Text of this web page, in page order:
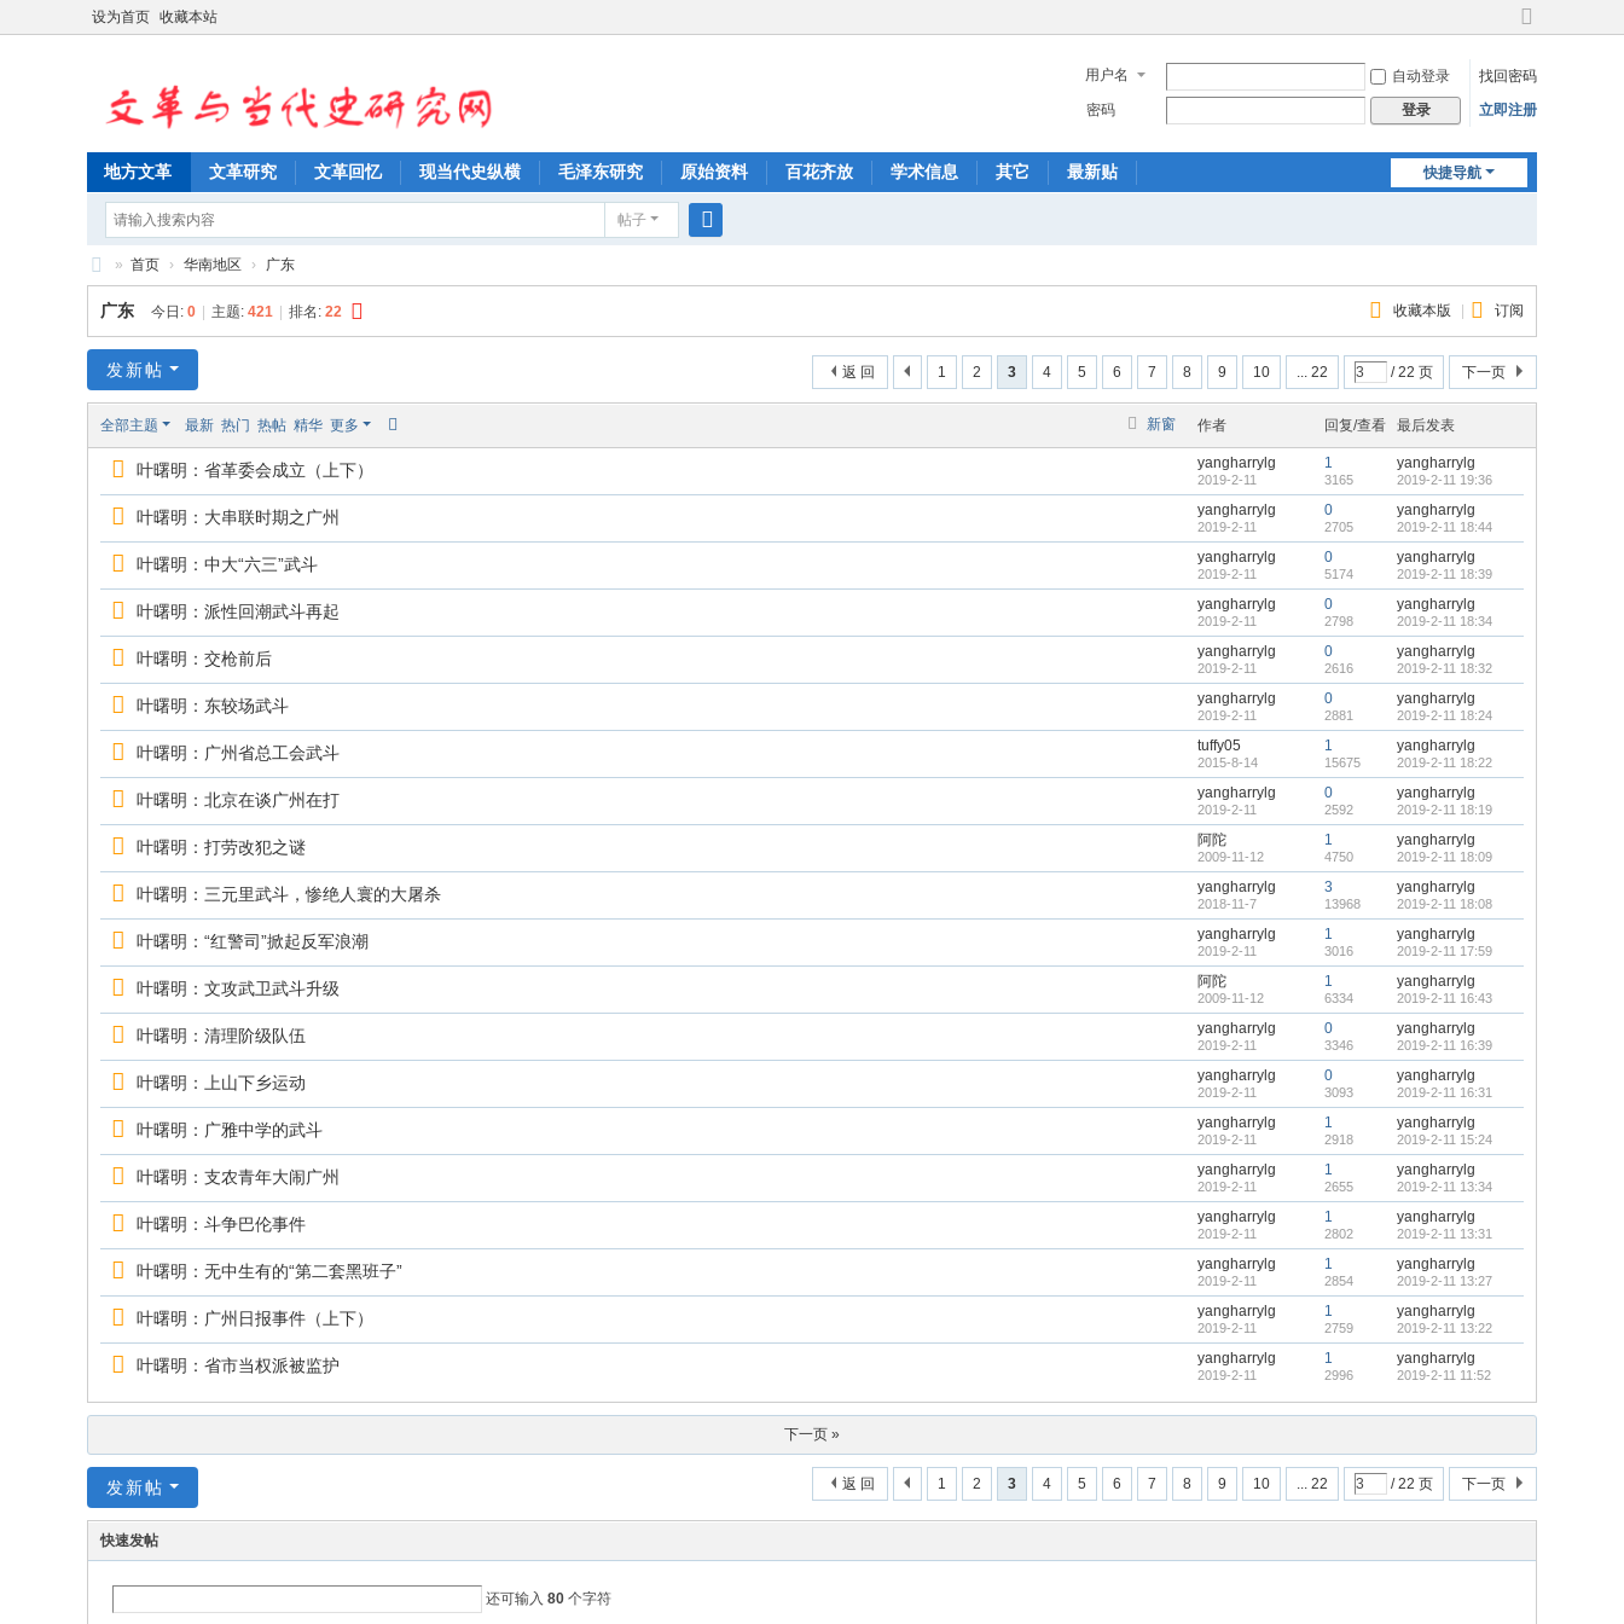
设为首页 收藏本站
切
到
宽
用户名 自动登录
找回密码
密码
登录 立即注册
快捷导航
地方文革 文革研究 文革回忆 现当代史纵横 毛泽东研究 原始资料 百花齐放 学术信息 其它 最新贴
帖子
索
文
革
当
究
» 首页 › 华南地区 › 广东
收藏本版 订阅
广东 今日: 0 主题: 421 排名: 22
1 2 3 4 5 6 7 8 9 10 ... 22 / 22 页 下一页
返 回
发新帖
新窗
全部主题 最新 热门 热帖 精华 更多 作者 回复/查看 最后发表
叶曙明：省革委会成立（上下） yangharrylg
2019-2-11
1
3165
yangharrylg
2019-2-11 19:36
叶曙明：大串联时期之广州 yangharrylg
2019-2-11
0
2705
yangharrylg
2019-2-11 18:44
叶曙明：中大“六三”武斗 yangharrylg
2019-2-11
0
5174
yangharrylg
2019-2-11 18:39
叶曙明：派性回潮武斗再起 yangharrylg
2019-2-11
0
2798
yangharrylg
2019-2-11 18:34
叶曙明：交枪前后 yangharrylg
2019-2-11
0
2616
yangharrylg
2019-2-11 18:32
叶曙明：东较场武斗 yangharrylg
2019-2-11
0
2881
yangharrylg
2019-2-11 18:24
叶曙明：广州省总工会武斗 tuffy05
2015-8-14
1
15675
yangharrylg
2019-2-11 18:22
叶曙明：北京在谈广州在打 yangharrylg
2019-2-11
0
2592
yangharrylg
2019-2-11 18:19
叶曙明：打劳改犯之谜 阿陀
2009-11-12
1
4750
yangharrylg
2019-2-11 18:09
叶曙明：三元里武斗，惨绝人寰的大屠杀 yangharrylg
2018-11-7
3
13968
yangharrylg
2019-2-11 18:08
叶曙明：“红警司”掀起反军浪潮 yangharrylg
2019-2-11
1
3016
yangharrylg
2019-2-11 17:59
叶曙明：文攻武卫武斗升级 阿陀
2009-11-12
1
6334
yangharrylg
2019-2-11 16:43
叶曙明：清理阶级队伍 yangharrylg
2019-2-11
0
3346
yangharrylg
2019-2-11 16:39
叶曙明：上山下乡运动 yangharrylg
2019-2-11
0
3093
yangharrylg
2019-2-11 16:31
叶曙明：广雅中学的武斗 yangharrylg
2019-2-11
1
2918
yangharrylg
2019-2-11 15:24
叶曙明：支农青年大闹广州 yangharrylg
2019-2-11
1
2655
yangharrylg
2019-2-11 13:34
叶曙明：斗争巴伦事件 yangharrylg
2019-2-11
1
2802
yangharrylg
2019-2-11 13:31
叶曙明：无中生有的“第二套黑班子” yangharrylg
2019-2-11
1
2854
yangharrylg
2019-2-11 13:27
叶曙明：广州日报事件（上下） yangharrylg
2019-2-11
1
2759
yangharrylg
2019-2-11 13:22
叶曙明：省市当权派被监护 yangharrylg
2019-2-11
1
2996
yangharrylg
2019-2-11 11:52
下一页 »
1 2 3 4 5 6 7 8 9 10 ... 22 / 22 页 下一页
返 回
发新帖
快速发帖
还可输入 80 个字符